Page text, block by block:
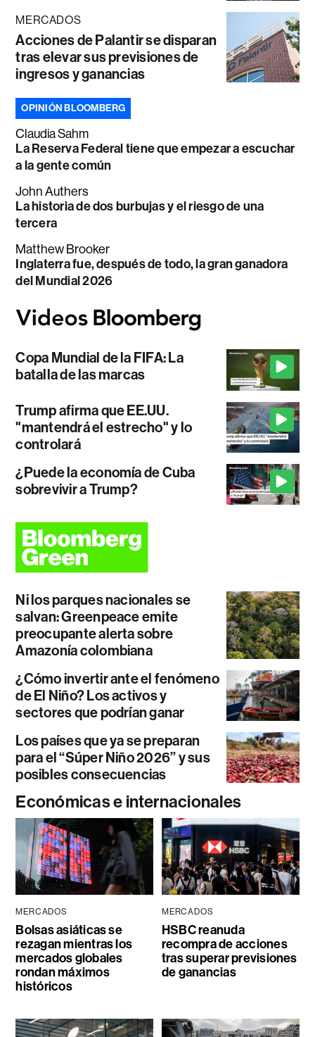
MERCADOS
Acciones de Palantir se disparan
tras elevar sus previsiones de
ingresos y ganancias
OPINIÓN BLOOMBERG
Claudia Sahm
La Reserva Federal tiene que empezar a escuchar
a la gente común
John Authers
La historia de dos burbujas y el riesgo de una
tercera
Matthew Brooker
Inglaterra fue, después de todo, la gran ganadora
del Mundial 2026
Copa Mundial de la FIFA: La
batalla de las marcas
Trump afirma que EE.UU.
"mantendrá el estrecho" y lo
controlará
¿Puede la economía de Cuba
sobrevivir a Trump?
Ni los parques nacionales se
salvan: Greenpeace emite
preocupante alerta sobre
Amazonía colombiana
¿Cómo invertir ante el fenómeno
de El Niño? Los activos y
sectores que podrían ganar
Los países que ya se preparan
para el “Súper Niño 2026” y sus
posibles consecuencias
Económicas e internacionales
MERCADOS
Bolsas asiáticas se
rezagan mientras los
mercados globales
rondan máximos
históricos
MERCADOS
HSBC reanuda
recompra de acciones
tras superar previsiones
de ganancias